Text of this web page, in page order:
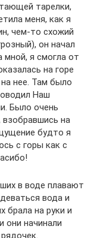
тарелки,
меня, как я
чем-то схожий
он начал
мной, я смогла от
на горе
нее. Там было
Наш
Было очень
взобравшись на
будто я
с горы как с
в воде плавают
вода и
брала на руки и
они начинали